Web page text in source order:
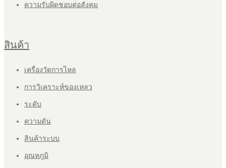
ความรับผิดชอบต่อสังคม
สินค้า
เครื่องวัดการไหล
การวิเคราะห์ของเหลว
ระดับ
ความดัน
สินค้าระบบ
อุณหภูมิ